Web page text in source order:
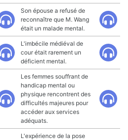
Son épouse a refusé de
reconnaître que M. Wang
était un malade mental.
L'imbécile médiéval de
cour était rarement un
déficient mental.
Les femmes souffrant de
handicap mental ou
physique rencontrent des
difficultés majeures pour
accéder aux services
adéquats.
L'expérience de la pose